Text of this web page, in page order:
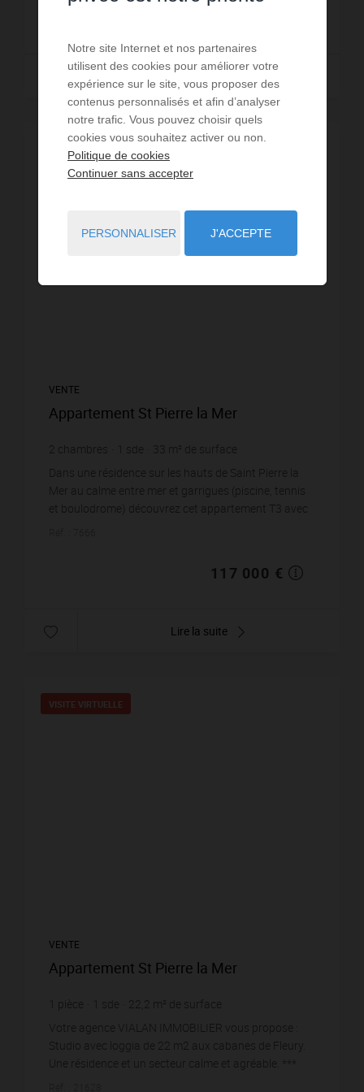
Lire la suite
VENTE
Appartement St Pierre la Mer
2 chambres sde 33 m² de surface
Dans une résidence sur les hauts de Saint Pierre la
Mer au calme entre mer et garrigues (piscine, tennis
et boulodrome) découvrez cet appartement T3 avec
117 000 €
Lire la suite
VISITE VIRTUELLE
VENTE
Appartement St Pierre la Mer
pièce sde 22,2 m² de surface
prix / m²
Votre agence VIALAN IMMOBILIER vous propose :
Studio avec loggia de 22 m2 aux cabanes de Fleury.
Une résidence et un secteur calme et agréable. ***
Notre site Internet et nos partenaires
utilisent des cookies pour améliorer votre
expérience sur le site, vous proposer des
contenus personnalisés et afin d’analyser
notre trafic. Vous pouvez choisir quels
cookies vous souhaitez activer ou non.
Politique de cookies
Continuer sans accepter
PERSONNALISER J'ACCEPTE